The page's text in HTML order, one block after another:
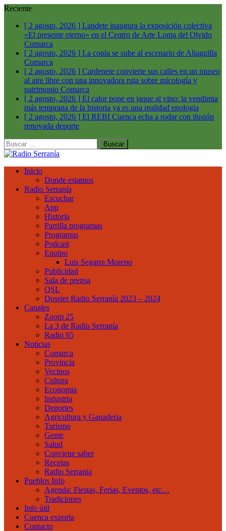
Reciente
[ 2 agosto, 2026 ] Landete inaugura la exposición colectiva
«El presente eterno» en el Centro de Arte Loma del Olvido
Comarca
[ 2 agosto, 2026 ] La copla se sube al escenario de Aliaguilla
Comarca
[ 2 agosto, 2026 ] Cardenete convierte sus calles en un museo
al aire libre con una innovadora ruta sobre micología y
patrimonio Comarca
[ 2 agosto, 2026 ] El calor pone en jaque al vino: la vendimia
más temprana de la historia ya es una realidad enologia
[ 2 agosto, 2026 ] El REBI Cuenca echa a rodar con ilusión
renovada deporte
Buscar:
Inicio
Donde estamos
Radio Serranía
Escuchar
App
Historia
Parrilla programas
Programas
Podcast
Equipo
Luis Segarra Moreno
Publicidad
Sala de prensa
QSL
Dossier Radio Serranía 2023 – 2024
Canales
Zoom 25
La 3 de Radio Serranía
Radio 65
Noticias
Comarca
Provincia
Vecinos
Cultura
Economia
Industria
Deportes
Agricultura y Ganaderia
Turismo
Gente
Salud
Conviene saber
Recetas
Radio Serrania
Pueblos Info
Agenda: Fiestas, Ferias, Eventos, etc…
Tradiciones
Info útil
Cuenca exporta
Contacto